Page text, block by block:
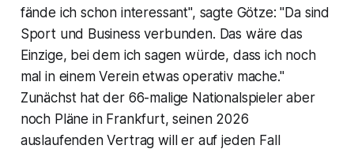
fände ich schon interessant", sagte Götze: "Da sind
Sport und Business verbunden. Das wäre das
Einzige, bei dem ich sagen würde, dass ich noch
mal in einem Verein etwas operativ mache."
Zunächst hat der 66-malige Nationalspieler aber
noch Pläne in Frankfurt, seinen 2026
auslaufenden Vertrag will er auf jeden Fall